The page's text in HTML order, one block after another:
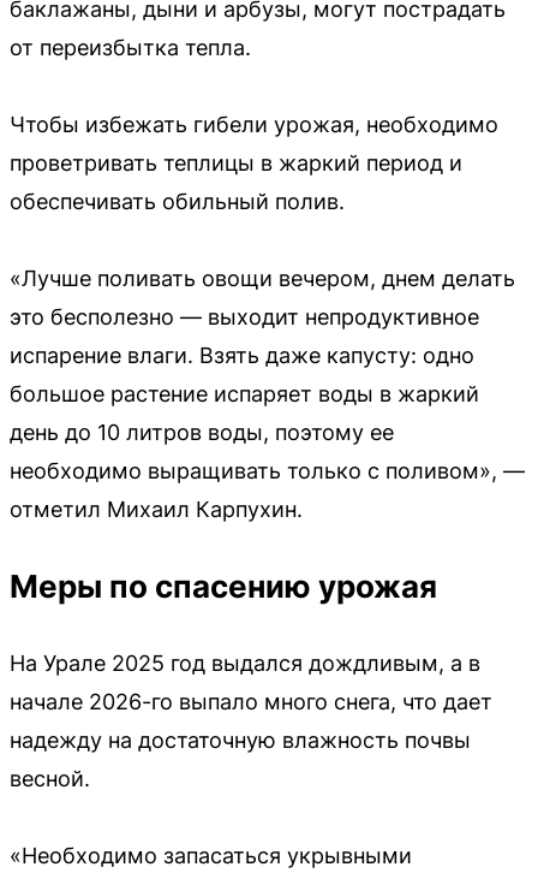
баклажаны, дыни и арбузы, могут пострадать
от переизбытка тепла.
Чтобы избежать гибели урожая, необходимо
проветривать теплицы в жаркий период и
обеспечивать обильный полив.
«Лучше поливать овощи вечером, днем делать
это бесполезно — выходит непродуктивное
испарение влаги. Взять даже капусту: одно
большое растение испаряет воды в жаркий
день до 10 литров воды, поэтому ее
необходимо выращивать только с поливом», —
отметил Михаил Карпухин.
Меры по спасению урожая
На Урале 2025 год выдался дождливым, а в
начале 2026-го выпало много снега, что дает
надежду на достаточную влажность почвы
весной.
«Необходимо запасаться укрывными